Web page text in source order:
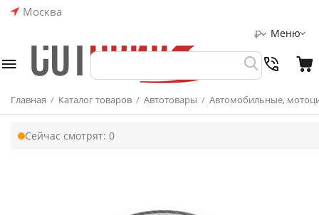
Москва
Меню
₽
Главная / Каталог товаров / Автотовары / Автомобильные,
Сейчас смотрят: 0